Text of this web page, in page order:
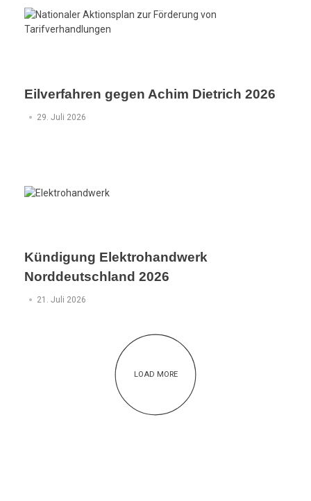
Eilverfahren gegen Achim Dietrich 2026
29. Juli 2026
Kündigung Elektrohandwerk
Norddeutschland 2026
21. Juli 2026
LOAD MORE